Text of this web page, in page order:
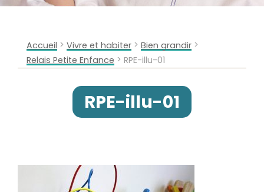
Accueil > Vivre et habiter > Bien grandir >
Relais Petite Enfance > RPE-illu-01
RPE-illu-01